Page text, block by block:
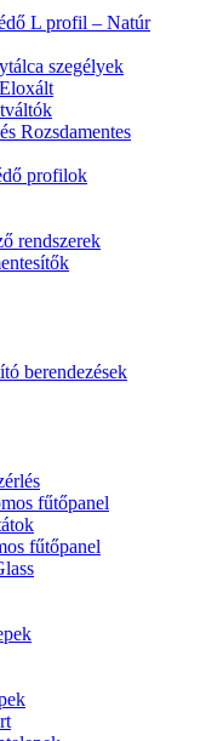
L profil – Natúr
szegélyek
Rozsdamentes
profilok
rendszerek
berendezések
fűtőpanel
fűtőpanel